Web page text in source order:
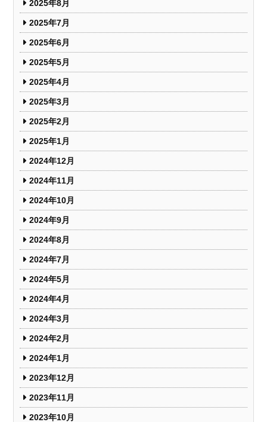
2025年8月
2025年7月
2025年6月
2025年5月
2025年4月
2025年3月
2025年2月
2025年1月
2024年12月
2024年11月
2024年10月
2024年9月
2024年8月
2024年7月
2024年5月
2024年4月
2024年3月
2024年2月
2024年1月
2023年12月
2023年11月
2023年10月